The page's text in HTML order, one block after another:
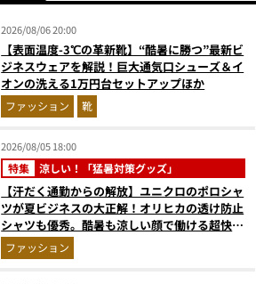
2026/08/06 20:00
【表面温度-3℃の革新靴】“酷暑に勝つ”最新ビ
ジネスウェアを解説！巨大通気口シューズ＆イ
オンの洗える1万円台セットアップほか
ファッション 靴
2026/08/05 18:00
特集 涼しい！「猛暑対策グッズ」
【汗だく通勤からの解放】ユニクロのポロシャ
ツが夏ビジネスの大正解！オリヒカの透け防止
シャツも優秀。酷暑も涼しい顔で働ける超快適
ウエアの実力
ファッション